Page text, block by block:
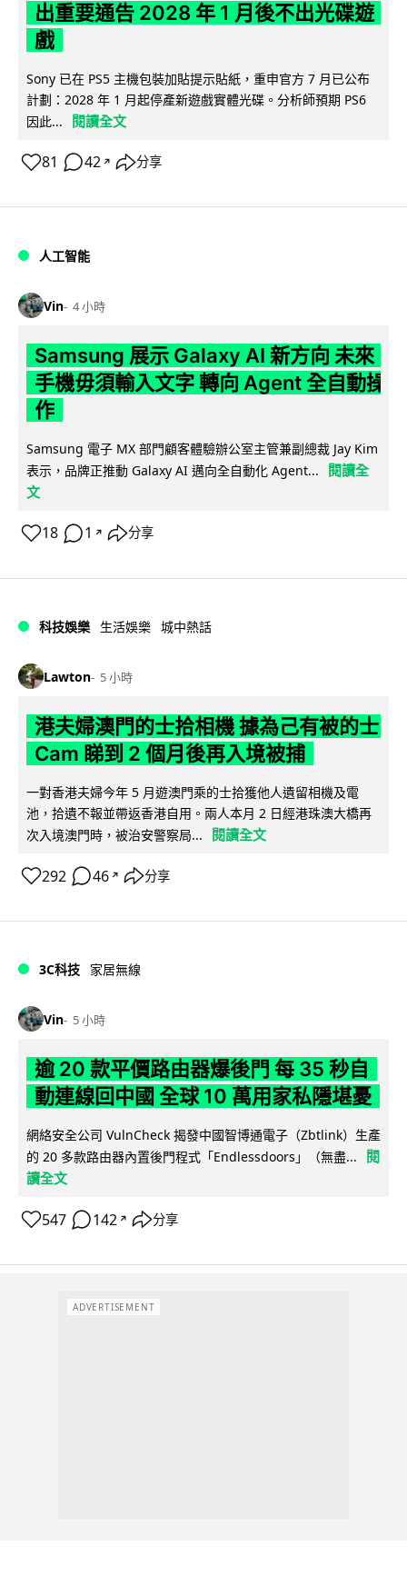
出重要通告 2028 年 1 月後不出光碟遊
戲
Sony 已在 PS5 主機包裝加貼提示貼紙，重申官方 7 月已公布
計劃：2028 年 1 月起停產新遊戲實體光碟。分析師預期 PS6
因此...
閱讀全文
81 42 ↗ 分享
人工智能
Vin 4 小時
Samsung 展示 Galaxy AI 新方向 未來
手機毋須輸入文字 轉向 Agent 全自動操
作
Samsung 電子 MX 部門顧客體驗辦公室主管兼副總裁 Jay Kim
表示，品牌正推動 Galaxy AI 邁向全自動化 Agent...
閱讀全
文
18 1 ↗ 分享
科技娛樂 生活娛樂 城中熱話
Lawton 5 小時
港夫婦澳門的士拾相機 據為己有被的士
Cam 睇到 2 個月後再入境被捕
一對香港夫婦今年 5 月遊澳門乘的士拾獲他人遺留相機及電
池，拾遺不報並帶返香港自用。兩人本月 2 日經港珠澳大橋再
次入境澳門時，被治安警察局...
閱讀全文
292 46 ↗ 分享
3C科技 家居無線
Vin 5 小時
逾 20 款平價路由器爆後門 每 35 秒自
動連線回中國 全球 10 萬用家私隱堪憂
網絡安全公司 VulnCheck 揭發中國智博通電子（Zbtlink）生產
的 20 多款路由器內置後門程式「Endlessdoors」（無盡...
閱
讀全文
547 142 ↗ 分享
ADVERTISEMENT